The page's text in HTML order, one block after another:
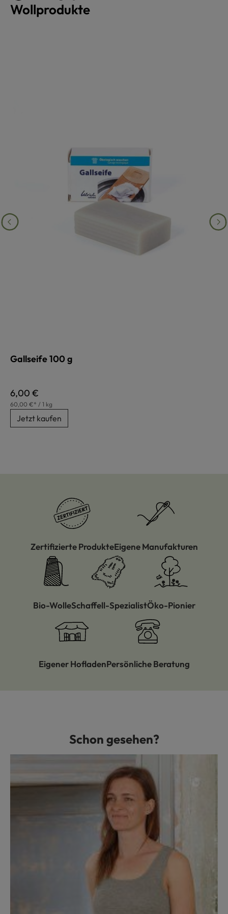
Wollprodukte
Gallseife 100 g
Regulärer Preis:
6,00 €
60,00 €* / 1 kg
Jetzt kaufen
Zertifizierte ProdukteEigene Manufakturen
Bio-WolleSchaffell-SpezialistÖko-Pionier
Eigener HofladenPersönliche Beratung
Produktgalerie überspringenSchon gesehen?